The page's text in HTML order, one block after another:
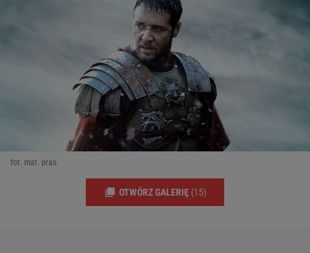
fot. mat. pras.
OTWÓRZ GALERIĘ (15)